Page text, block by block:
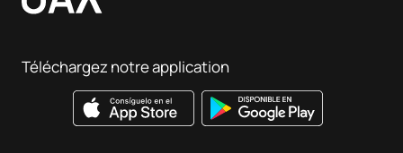
Téléchargez notre application